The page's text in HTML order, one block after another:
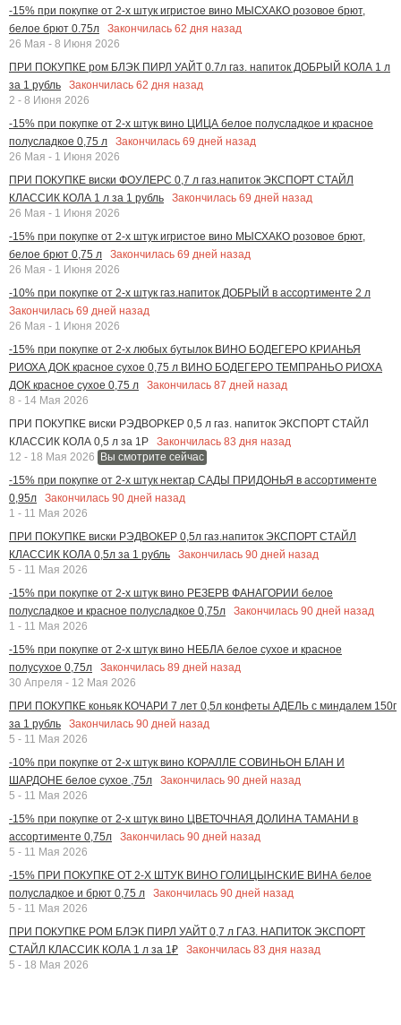
-15% при покупке от 2-х штук игристое вино МЫСХАКО розовое брют,
белое брют 0.75л
Закончилась 62 дня назад
26 Мая - 8 Июня 2026
ПРИ ПОКУПКЕ ром БЛЭК ПИРЛ УАЙТ 0.7л газ. напиток ДОБРЫЙ КОЛА 1 л
за 1 рубль
Закончилась 62 дня назад
2 - 8 Июня 2026
-15% при покупке от 2-х штук вино ЦИЦА белое полусладкое и красное
полусладкое 0,75 л
Закончилась 69 дней назад
26 Мая - 1 Июня 2026
ПРИ ПОКУПКЕ виски ФОУЛЕРС 0,7 л газ.напиток ЭКСПОРТ СТАЙЛ
КЛАССИК КОЛА 1 л за 1 рубль
Закончилась 69 дней назад
26 Мая - 1 Июня 2026
-15% при покупке от 2-х штук игристое вино МЫСХАКО розовое брют,
белое брют 0,75 л
Закончилась 69 дней назад
26 Мая - 1 Июня 2026
-10% при покупке от 2-х штук газ.напиток ДОБРЫЙ в ассортименте 2 л
Закончилась 69 дней назад
26 Мая - 1 Июня 2026
-15% при покупке от 2-х любых бутылок ВИНО БОДЕГЕРО КРИАНЬЯ
РИОХА ДОК красное сухое 0,75 л ВИНО БОДЕГЕРО ТЕМПРАНЬО РИОХА
ДОК красное сухое 0,75 л
Закончилась 87 дней назад
8 - 14 Мая 2026
ПРИ ПОКУПКЕ виски РЭДВОРКЕР 0,5 л газ. напиток ЭКСПОРТ СТАЙЛ
КЛАССИК КОЛА 0,5 л за 1Р
Закончилась 83 дня назад
12 - 18 Мая 2026
Вы смотрите сейчас
-15% при покупке от 2-х штук нектар САДЫ ПРИДОНЬЯ в ассортименте
0,95л
Закончилась 90 дней назад
1 - 11 Мая 2026
ПРИ ПОКУПКЕ виски РЭДВОКЕР 0,5л газ.напиток ЭКСПОРТ СТАЙЛ
КЛАССИК КОЛА 0,5л за 1 рубль
Закончилась 90 дней назад
5 - 11 Мая 2026
-15% при покупке от 2-х штук вино РЕЗЕРВ ФАНАГОРИИ белое
полусладкое и красное полусладкое 0,75л
Закончилась 90 дней назад
1 - 11 Мая 2026
-15% при покупке от 2-х штук вино НЕБЛА белое сухое и красное
полусухое 0,75л
Закончилась 89 дней назад
30 Апреля - 12 Мая 2026
ПРИ ПОКУПКЕ коньяк КОЧАРИ 7 лет 0,5л конфеты АДЕЛЬ с миндалем 150г
за 1 рубль
Закончилась 90 дней назад
5 - 11 Мая 2026
-10% при покупке от 2-х штук вино КОРАЛЛЕ СОВИНЬОН БЛАН И
ШАРДОНЕ белое сухое ,75л
Закончилась 90 дней назад
5 - 11 Мая 2026
-15% при покупке от 2-х штук вино ЦВЕТОЧНАЯ ДОЛИНА ТАМАНИ в
ассортименте 0,75л
Закончилась 90 дней назад
5 - 11 Мая 2026
-15% ПРИ ПОКУПКЕ ОТ 2-Х ШТУК ВИНО ГОЛИЦЫНСКИЕ ВИНА белое
полусладкое и брют 0,75 л
Закончилась 90 дней назад
5 - 11 Мая 2026
ПРИ ПОКУПКЕ РОМ БЛЭК ПИРЛ УАЙТ 0,7 л ГАЗ. НАПИТОК ЭКСПОРТ
СТАЙЛ КЛАССИК КОЛА 1 л за 1₽
Закончилась 83 дня назад
5 - 18 Мая 2026